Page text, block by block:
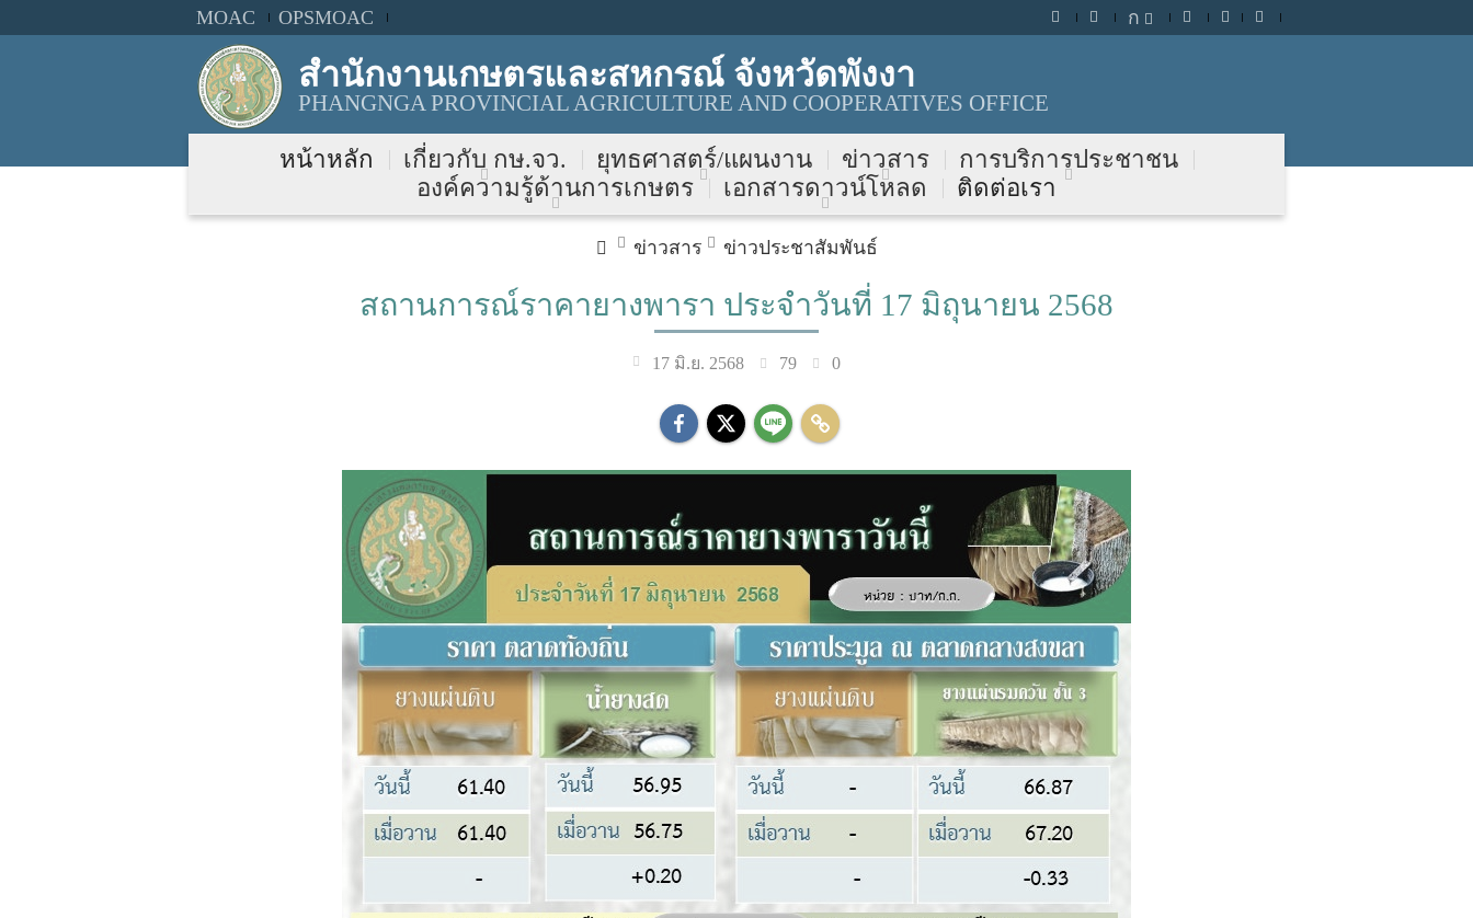
MOAC OPSMOAC ก
สำนักงานเกษตรและสหกรณ์ จังหวัดพังงา
PHANGNGA PROVINCIAL AGRICULTURE AND COOPERATIVES OFFICE
หน้าหลัก เกี่ยวกับ กษ.จว. ยุทธศาสตร์/แผนงาน ข่าวสาร
การบริการประชาชน
องค์ความรู้ด้านการเกษตร
เอกสารดาวน์โหลด ติดต่อเรา
ข่าวสาร ข่าวประชาสัมพันธ์
สถานการณ์ราคายางพารา ประจำวันที่ 17 มิถุนายน 2568
17 มิ.ย. 2568 79 0